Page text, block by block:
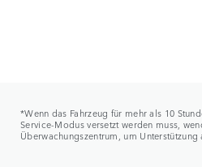
*Wenn das Fahrzeug für mehr als 10
Service-Modus versetzt werden muss,
Überwachungszentrum, um Unterstützung